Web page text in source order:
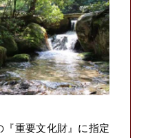
重要文化財』に指定